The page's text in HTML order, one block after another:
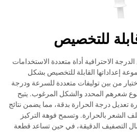
للتخصيص
الاحترافية أداة متعددة الاستخدامات
إعداداتها القابلة للتخصيص بشكل
من بين توليفات متعددة للسرعة ودرجة
لنوع شعرهم المحدد والشكل المرغوب. يتيح
تعديل درجة الحرارة بدقة، مما يضمن نتائج
الشعر بالحرارة. وتسمح فوهة التركيز
التصفيف الدقيقة، في حين تساعد قطعة